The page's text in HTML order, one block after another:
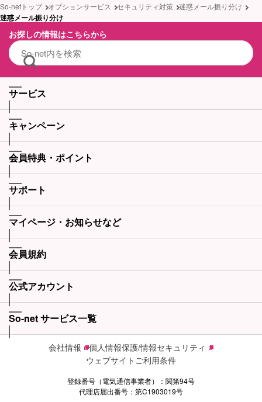
So-netトップ オプションサービス セキュリティ対策 迷惑メール振り分け
迷惑メール振り分け
お探しの情報はこちらから
サービス
キャンペーン
会員特典・ポイント
サポート
マイページ・お知らせなど
会員規約
公式アカウント
So-net サービス一覧
会社情報
個人情報保護/情報セキュリティ
ウェブサイトご利用条件
登録番号（電気通信事業者）：関第94号
代理店届出番号：第C1903019号